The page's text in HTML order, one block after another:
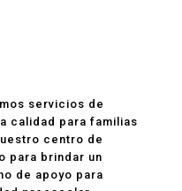
servicios de
calidad para familias
centro de
para brindar un
de apoyo para